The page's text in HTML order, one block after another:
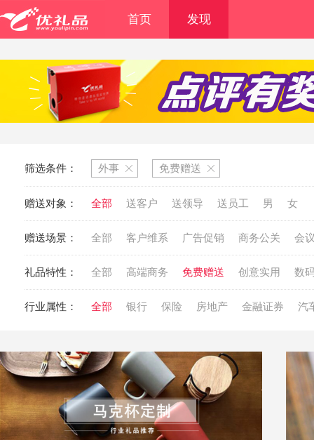
首页 发现
筛选条件： 外事 免费赠送
赠送对象： 全部 送客户 送领导 送员工 男 女
赠送场景： 全部 客户维系 广告促销 商务公关 会
礼品特性： 全部 高端商务 免费赠送 创意实用 数
行业属性： 全部 银行 保险 房地产 金融证券 汽